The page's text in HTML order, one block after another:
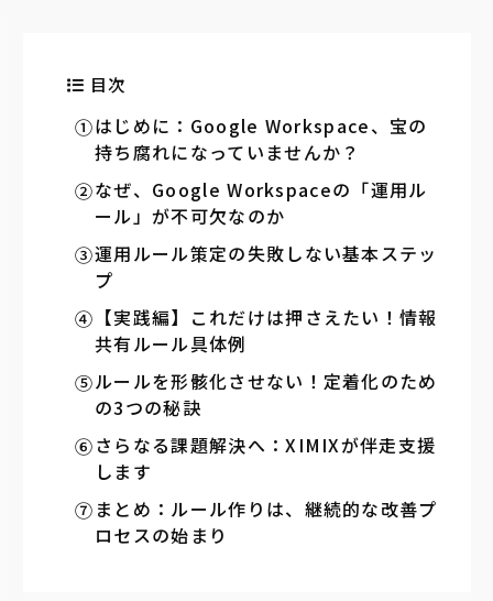
目次
はじめに：Google Workspace、宝の
持ち腐れになっていませんか？
なぜ、Google Workspaceの「運用ル
ール」が不可欠なのか
運用ルール策定の失敗しない基本ステッ
プ
【実践編】これだけは押さえたい！情報
共有ルール具体例
ルールを形骸化させない！定着化のため
の3つの秘訣
さらなる課題解決へ：XIMIXが伴走支援
します
まとめ：ルール作りは、継続的な改善プ
ロセスの始まり